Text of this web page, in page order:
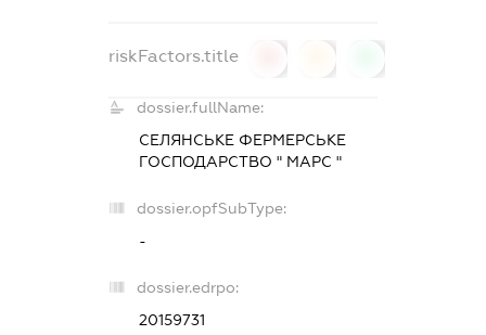
riskFactors.title
dossier.fullName:
СЕЛЯНСЬКЕ ФЕРМЕРСЬКЕ
ГОСПОДАРСТВО " МАРС "
dossier.opfSubType:
-
dossier.edrpo:
20159731